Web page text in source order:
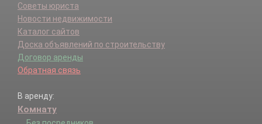
Советы юриста
Новости недвижимости
Каталог сайтов
Доска объявлений по строительству
Договор аренды
Обратная связь
В аренду:
Комнату